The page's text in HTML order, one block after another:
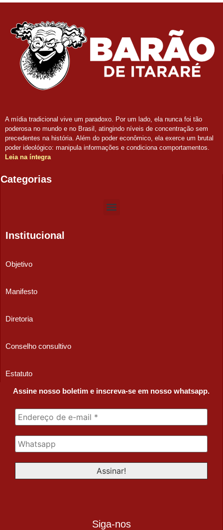
A mídia tradicional vive um paradoxo. Por um lado, ela nunca foi tão
poderosa no mundo e no Brasil, atingindo níveis de concentração sem
precedentes na história. Além do poder econômico, ela exerce um brutal
poder ideológico: manipula informações e condiciona comportamentos.
Leia na íntegra
Categorias
Institucional
Objetivo
Manifesto
Diretoria
Conselho consultivo
Estatuto
Assine nosso boletim e inscreva-se em nosso whatsapp.
Siga-nos